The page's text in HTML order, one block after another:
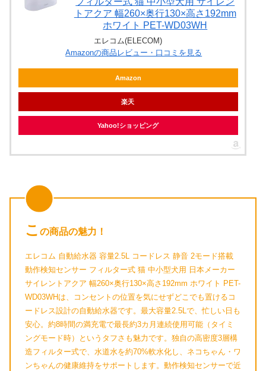
トアクア 幅260×奥行130×高さ192mm
ホワイト PET-WD03WH
エレコム(ELECOM)
Amazonの商品レビュー・口コミを見る
Amazon
楽天
Yahoo!ショッピング
こ の商品の魅力！
エレコム 自動給水器 容量2.5L コードレス 静音 2モード搭載
動作検知センサー フィルター式 猫 中小型犬用 日本メーカー
サイレントアクア 幅260×奥行130×高さ192mm ホワイト PET-
WD03WHは、コンセントの位置を気にせずどこでも置けるコ
ードレス設計の自動給水器です。最大容量2.5Lで、忙しい日も
安心。約8時間の満充電で最長約3カ月連続使用可能（タイミ
ングモード時）というタフさも魅力です。独自の高密度3層構
造フィルター式で、水道水を約70%軟水化し、ネコちゃん・ワ
ンちゃんの健康維持をサポートします。動作検知センサーで近